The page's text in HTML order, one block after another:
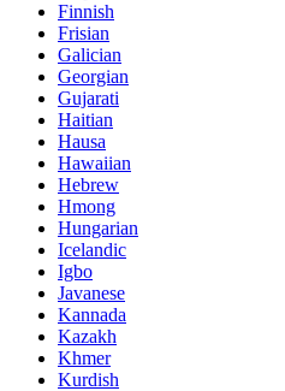
Finnish
Frisian
Galician
Georgian
Gujarati
Haitian
Hausa
Hawaiian
Hebrew
Hmong
Hungarian
Icelandic
Igbo
Javanese
Kannada
Kazakh
Khmer
Kurdish